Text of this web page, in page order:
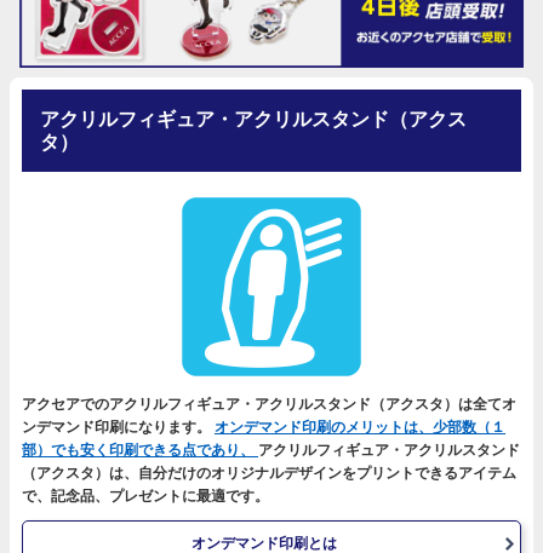
アクリルフィギュア・アクリルスタンド（アクス
タ）
アクセアでのアクリルフィギュア・アクリルスタンド（アクスタ）は全てオ
ンデマンド印刷になります。 オンデマンド印刷のメリットは、少部数（１
部）でも安く印刷できる点であり、 アクリルフィギュア・アクリルスタンド
（アクスタ）は、自分だけのオリジナルデザインをプリントできるアイテム
で、記念品、プレゼントに最適です。
オンデマンド印刷とは